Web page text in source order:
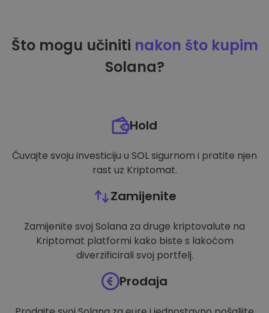
Što mogu učiniti nakon što kupim
Solana?
Hold
Čuvajte svoju investiciju u SOL sigurnom i pratite njen
rast uz Kriptomat.
Zamijenite
Zamijenite svoj Solana za druge kriptovalute na
Kriptomat platformi kako biste s lakoćom
diverzificirali svoj portfelj.
Prodaja